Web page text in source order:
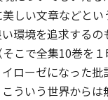
しい文章などと
環境を追求する
こで全集10巻を
ローゼになった
ういう世界から